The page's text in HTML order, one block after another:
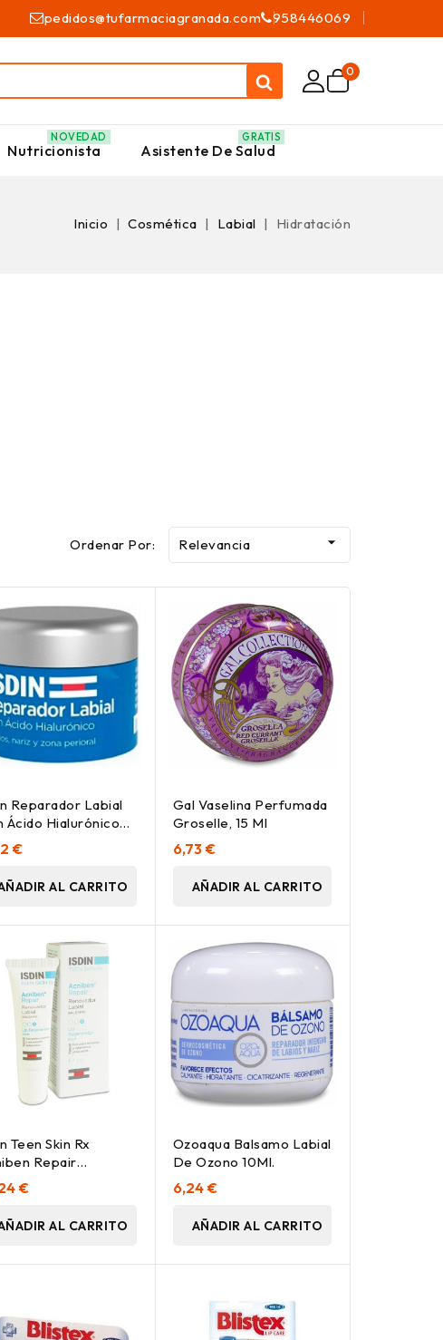
pedidos@tufarmaciagranada.com 958446069
0
Nutricionista
NOVEDAD
Asistente De Salud
GRATIS
Inicio Cosmética Labial Hidratación
Ordenar Por: Relevancia 
Reparador Labial
Ácido Hialurónico
10Ml
€
AL CARRITO
Gal Vaselina Perfumada
Groselle, 15 Ml
6,73 €
AÑADIR AL CARRITO
Teen Skin Rx
Repair
Labial
10Ml
€
AL CARRITO
Ozoaqua Balsamo Labial
De Ozono 10Ml.
6,24 €
AÑADIR AL CARRITO